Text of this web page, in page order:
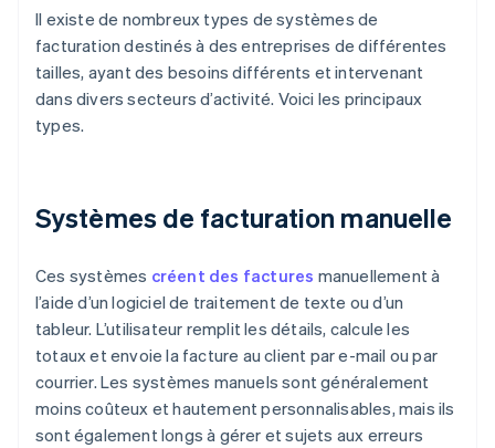
Il existe de nombreux types de systèmes de
facturation destinés à des entreprises de différentes
tailles, ayant des besoins différents et intervenant
dans divers secteurs d’activité. Voici les principaux
types.
Systèmes de facturation manuelle
Ces systèmes créent des factures manuellement à
l’aide d’un logiciel de traitement de texte ou d’un
tableur. L’utilisateur remplit les détails, calcule les
totaux et envoie la facture au client par e-mail ou par
courrier. Les systèmes manuels sont généralement
moins coûteux et hautement personnalisables, mais ils
sont également longs à gérer et sujets aux erreurs